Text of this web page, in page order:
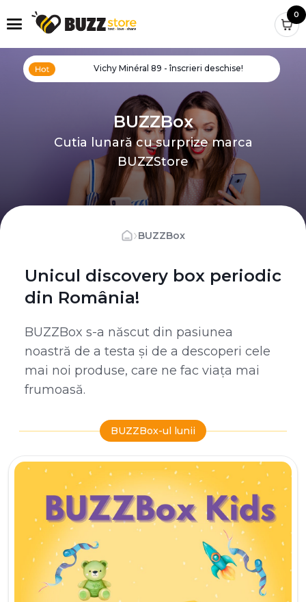
0
Vichy Minéral 89 - înscrieri deschise!
BUZZBox
Cutia lunară cu surprize marca
BUZZStore
›BUZZBox
Unicul discovery box periodic
din România!
BUZZBox s-a născut din pasiunea
noastră de a testa și de a descoperi cele
mai noi produse, care ne fac viața mai
frumoasă.
BUZZBox-ul lunii